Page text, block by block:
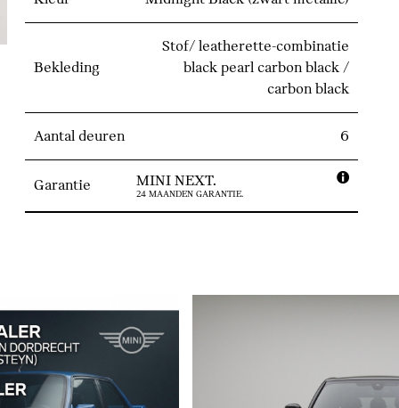
Bekleding
Stof/ leatherette-combinatie
black pearl carbon black /
carbon black
Aantal deuren 6
Garantie MINI NEXT.
24 MAANDEN GARANTIE.